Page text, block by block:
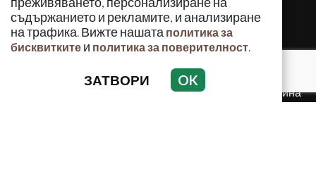
съдържанието и рекламите, и анализиране
на трафика. Вижте нашата политика за
бисквитките и политика за поверителност.
ЗАТВОРИ OK
ПО СВЕТА
ВОДЕЩИ ТЕМИ
Използването и публикуването на част или цялото
съдържание на Crimes.BG без разрешение на Медийна